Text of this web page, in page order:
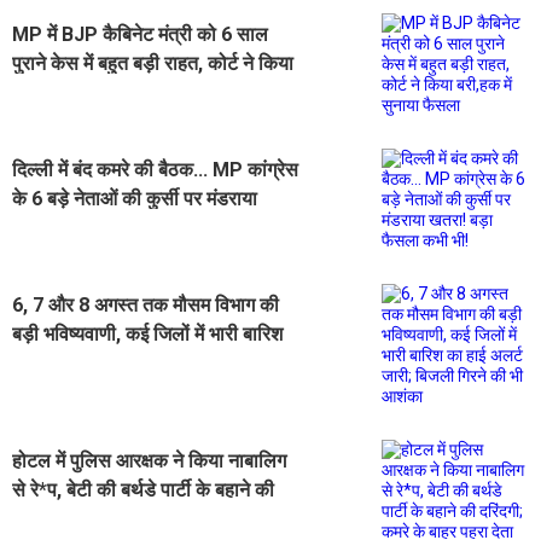
MP में BJP कैबिनेट मंत्री को 6 साल
पुराने केस में बहुत बड़ी राहत, कोर्ट ने किया
दिल्ली में बंद कमरे की बैठक... MP कांग्रेस
के 6 बड़े नेताओं की कुर्सी पर मंडराया
6, 7 और 8 अगस्त तक मौसम विभाग की
बड़ी भविष्यवाणी, कई जिलों में भारी बारिश
होटल में पुलिस आरक्षक ने किया नाबालिग
से रे*प, बेटी की बर्थडे पार्टी के बहाने की